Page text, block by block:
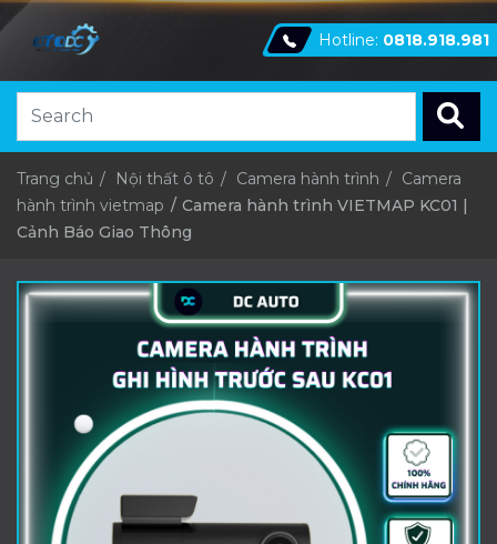
Hotline: 0818.918.981
Trang chủ Nội thất ô tô Camera hành trình
Camera
hành trình vietmap
Camera hành trình VIETMAP KC01 |
Cảnh Báo Giao Thông